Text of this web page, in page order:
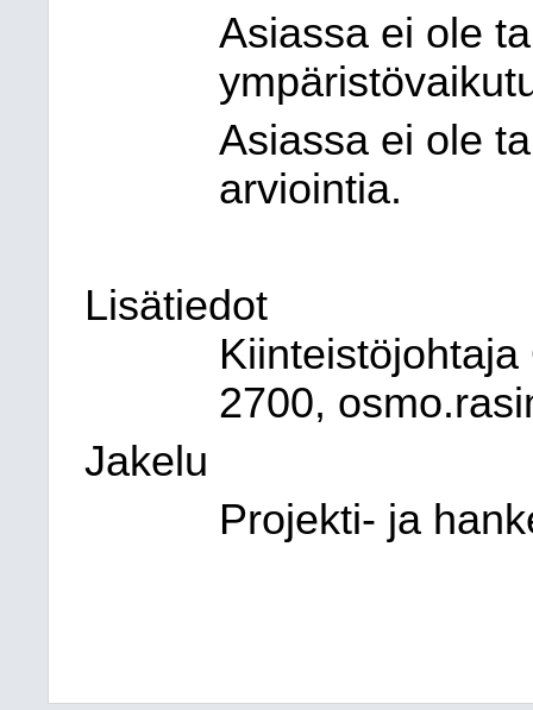
Asiassa ei ole
Asiassa ei ole
arviointia.
Lisätiedot
2700,
Jakelu
Projekti- ja